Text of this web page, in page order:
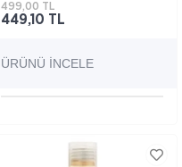
449,10 TL
499,00 TL
ÜRÜNÜ İNCELE